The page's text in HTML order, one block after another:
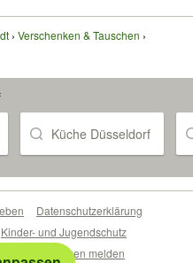
Verschenken & Tauschen
Küche Düsseldorf
Datenschutzerklärung
Kinder- und Jugendschutz
Sicherheitslücken melden